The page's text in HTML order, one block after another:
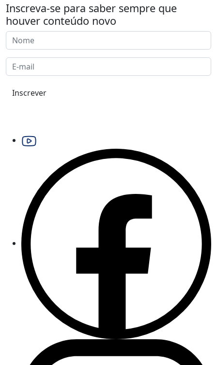
Inscreva-se para saber sempre que
houver conteúdo novo
Inscrever